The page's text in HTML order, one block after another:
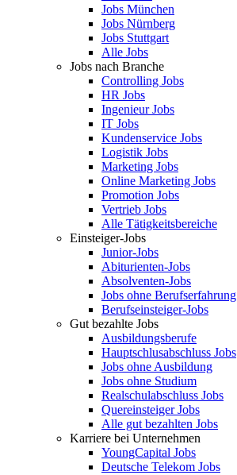
Jobs München
Jobs Nürnberg
Jobs Stuttgart
Alle Jobs
Jobs nach Branche
Controlling Jobs
HR Jobs
Ingenieur Jobs
IT Jobs
Kundenservice Jobs
Logistik Jobs
Marketing Jobs
Online Marketing Jobs
Promotion Jobs
Vertrieb Jobs
Alle Tätigkeitsbereiche
Einsteiger-Jobs
Junior-Jobs
Abiturienten-Jobs
Absolventen-Jobs
Jobs ohne Berufserfahrung
Berufseinsteiger-Jobs
Gut bezahlte Jobs
Ausbildungsberufe
Hauptschlusabschluss Jobs
Jobs ohne Ausbildung
Jobs ohne Studium
Realschulabschluss Jobs
Quereinsteiger Jobs
Alle gut bezahlten Jobs
Karriere bei Unternehmen
YoungCapital Jobs
Deutsche Telekom Jobs